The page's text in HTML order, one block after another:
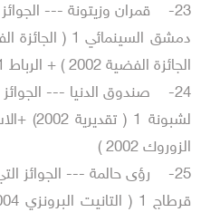
قمران وزيتونة --- الجوائز
الجائزة الفضية 2002 ) + الرباط 1 ( الجائزة الفضية 2002 )
صندوق الدنيا --- الجوائز
الزوروك 2002 )
رؤى حالمة --- الجوائز التي